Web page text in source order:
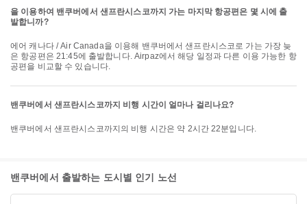
을 이용하여 밴쿠버에서 샌프란시스코까지 가는 마지막 항공편은 몇 시에 출
발합니까?
에어 캐나다 / Air Canada을 이용해 밴쿠버에서 샌프란시스코로 가는 가장 늦
은 항공편은 21:45에 출발합니다. Airpaz에서 해당 일정과 다른 이용 가능한 항
공편을 비교할 수 있습니다.
밴쿠버에서 샌프란시스코까지 비행 시간이 얼마나 걸리나요?
밴쿠버에서 샌프란시스코까지의 비행 시간은 약 2시간 22분입니다.
밴쿠버에서 출발하는 도시별 인기 노선